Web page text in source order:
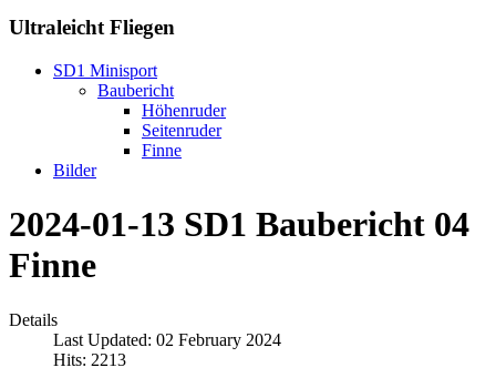
Ultraleicht Fliegen
SD1 Minisport
Baubericht
Höhenruder
Seitenruder
Finne
Bilder
2024-01-13 SD1 Baubericht 04
Finne
Details
Last Updated: 02 February 2024
Hits: 2213